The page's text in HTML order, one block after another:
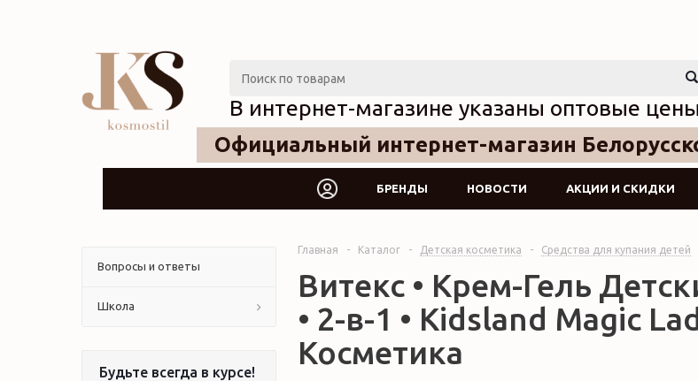
Официальный интернет-магазин
В интернет-магазине указаны оптовые
БРЕНДЫ НОВОСТИ АКЦИИ И СКИДКИ
Вопросы и ответы
Школа
Будьте всегда в курсе!
Главная - Каталог - Детская косметика - Средства для купания детей
Витекс • Крем-Гель
• 2-в-1 • Kidsland Magic
Косметика